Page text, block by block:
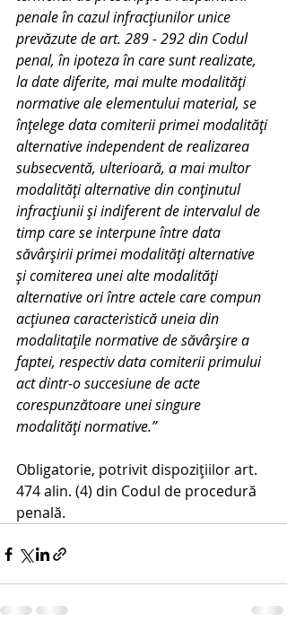
penale în cazul infracţiunilor unice
prevăzute de art. 289 - 292 din Codul
penal, în ipoteza în care sunt realizate,
la date diferite, mai multe modalităţi
normative ale elementului material, se
înţelege data comiterii primei modalităţi
alternative independent de realizarea
subsecventă, ulterioară, a mai multor
modalităţi alternative din conţinutul
infracţiunii şi indiferent de intervalul de
timp care se interpune între data
săvârşirii primei modalităţi alternative
şi comiterea unei alte modalităţi
alternative ori între actele care compun
acţiunea caracteristică uneia din
modalitaţile normative de săvârşire a
faptei, respectiv data comiterii primului
act dintr-o succesiune de acte
corespunzătoare unei singure
modalităţi normative.”
Obligatorie, potrivit dispoziţiilor art.
474 alin. (4) din Codul de procedură
penală.